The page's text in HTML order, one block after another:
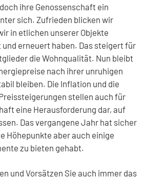
ihre Genossenschaft ein
sich. Zufrieden blicken wir
in etlichen unserer Objekte
erneuert haben. Das steigert für
die Wohnqualität. Nun bleibt
nach ihrer unruhigen
bleiben. Die Inflation und die
stellen auch für
eine Herausforderung dar, auf
Das vergangene Jahr hat sicher
Höhepunkte aber auch einige
zu bieten gehabt.
und Vorsätzen Sie auch immer das